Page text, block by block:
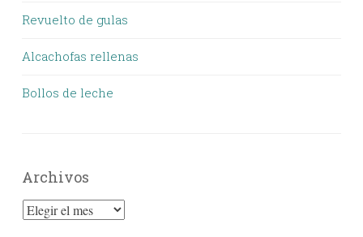
Revuelto de gulas
Alcachofas rellenas
Bollos de leche
Archivos
Archivos